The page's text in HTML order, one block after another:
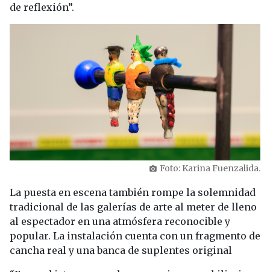
de reflexión”.
photo_camera Foto: Karina Fuenzalida.
La puesta en escena también rompe la solemnidad
tradicional de las galerías de arte al meter de lleno
al espectador en una atmósfera reconocible y
popular. La instalación cuenta con un fragmento de
cancha real y una banca de suplentes original